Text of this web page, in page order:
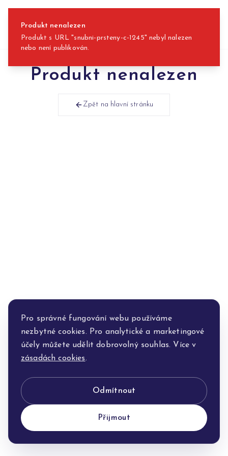
Produkt nenalezen
Produkt s URL "snubni-prsteny-c-1245" nebyl nalezen
nebo není publikován.
Pro správné fungování webu používáme
nezbytné cookies. Pro analytické a marketingové
účely můžete udělit dobrovolný souhlas. Více v
zásadách cookies.
Odmítnout
Přijmout
Produkt nenalezen
Zpět na hlavní stránku